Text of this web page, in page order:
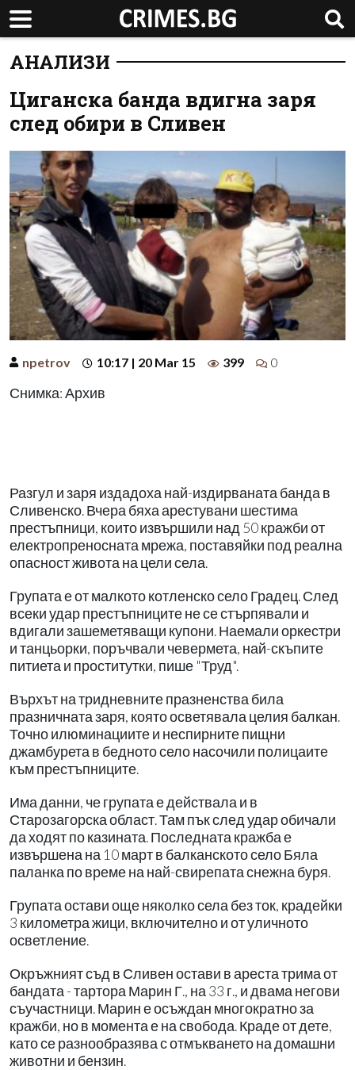
АНАЛИЗИ
Циганска банда вдигна заря
след обири в Сливен
npetrov 10:17 | 20 Mar 15 399 0
Снимка: Архив
Разгул и заря издадоха най-издирваната банда в
Сливенско. Вчера бяха арестувани шестима
престъпници, които извършили над 50 кражби от
електропреносната мрежа, поставяйки под реална
опасност живота на цели села.
Групата е от малкото котленско село Градец. След
всеки удар престъпниците не се стърпявали и
вдигали зашеметяващи купони. Наемали оркестри
и танцьорки, поръчвали чевермета, най-скъпите
питиета и проститутки, пише "Труд".
Върхът на тридневните празненства била
празничната заря, която осветявала целия балкан.
Точно илюминациите и неспирните пищни
джамбурета в бедното село насочили полицаите
към престъпниците.
Има данни, че групата е действала и в
Старозагорска област. Там пък след удар обичали
да ходят по казината. Последната кражба е
извършена на 10 март в балканското село Бяла
паланка по време на най-свирепата снежна буря.
Групата остави още няколко села без ток, крадейки
3 километра жици, включително и от уличното
осветление.
Окръжният съд в Сливен остави в ареста трима от
бандата - тартора Марин Г., на 33 г., и двама негови
съучастници. Марин е осъждан многократно за
кражби, но в момента е на свобода. Краде от дете,
като се разнообразява с отмъкването на домашни
животни и бензин.